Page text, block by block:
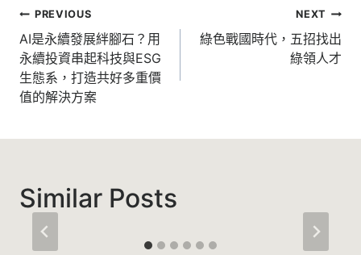
文
章
導
覽
PREVIOUS
AI是永續發展絆腳石？用
永續投資串起科技與ESG
生態系，打造共好多重價
值的解決方案
NEXT
綠色戰國時代，五招找出
綠領人才
Similar Posts